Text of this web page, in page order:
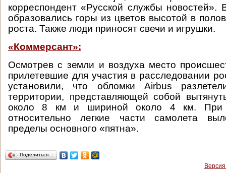
корреспондент «Русской службы новостей».
образовались горы из цветов высотой в
роста. Также люди приносят свечи и игрушки.
«Коммерсант»:
Осмотрев с земли и воздуха место
прилетевшие для участия в расследовании
установили, что обломки Airbus
территории, представляющей собой
около 8 км и шириной около 4 км. При
относительно легкие части самолета
пределы основного «пятна».
Поделиться…